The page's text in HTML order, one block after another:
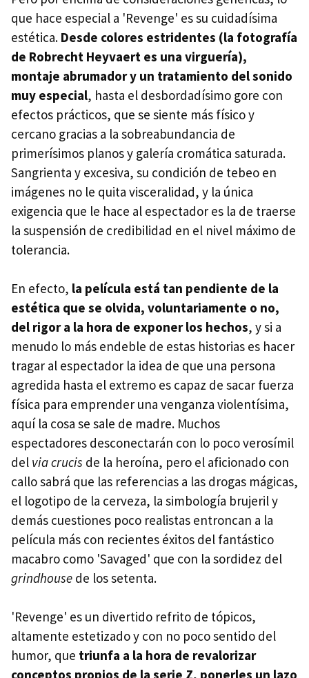
que hace especial a 'Revenge' es su cuidadísima
estética. Desde colores estridentes (la fotografía
de Robrecht Heyvaert es una virguería),
montaje abrumador y un tratamiento del sonido
muy especial, hasta el desbordadísimo gore con
efectos prácticos, que se siente más físico y
cercano gracias a la sobreabundancia de
primerísimos planos y galería cromática saturada.
Sangrienta y excesiva, su condición de tebeo en
imágenes no le quita visceralidad, y la única
exigencia que le hace al espectador es la de traerse
la suspensión de credibilidad en el nivel máximo de
tolerancia.
En efecto, la película está tan pendiente de la
estética que se olvida, voluntariamente o no,
del rigor a la hora de exponer los hechos, y si a
menudo lo más endeble de estas historias es hacer
tragar al espectador la idea de que una persona
agredida hasta el extremo es capaz de sacar fuerza
física para emprender una venganza violentísima,
aquí la cosa se sale de madre. Muchos
espectadores desconectarán con lo poco verosímil
del via crucis de la heroína, pero el aficionado con
callo sabrá que las referencias a las drogas mágicas,
el logotipo de la cerveza, la simbología brujeril y
demás cuestiones poco realistas entroncan a la
película más con recientes éxitos del fantástico
macabro como 'Savaged' que con la sordidez del
grindhouse de los setenta.
'Revenge' es un divertido refrito de tópicos,
altamente estetizado y con no poco sentido del
humor, que triunfa a la hora de revalorizar
conceptos propios de la serie Z, ponerles un lazo